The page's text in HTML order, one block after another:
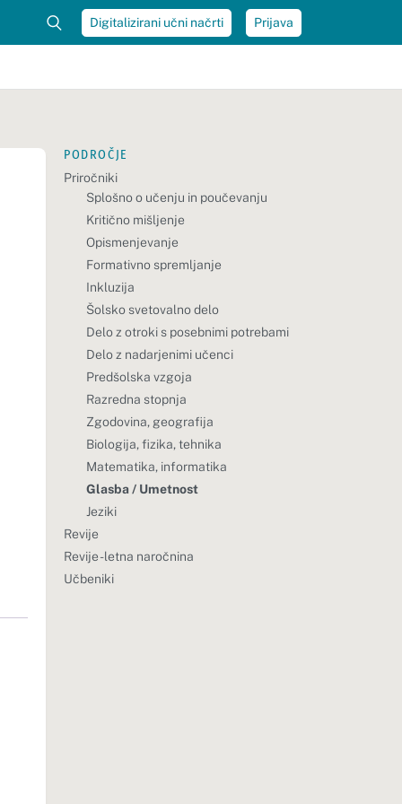
Digitalizirani učni načrti Prijava
PODROČJE
Priročniki
Splošno o učenju in poučevanju
Kritično mišljenje
Opismenjevanje
Formativno spremljanje
Inkluzija
Šolsko svetovalno delo
Delo z otroki s posebnimi potrebami
Delo z nadarjenimi učenci
Predšolska vzgoja
Razredna stopnja
Zgodovina, geografija
Biologija, fizika, tehnika
Matematika, informatika
Glasba / Umetnost
Jeziki
Revije
Revije - letna naročnina
Učbeniki